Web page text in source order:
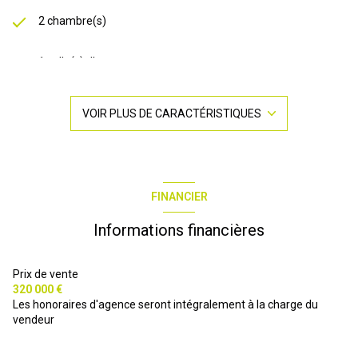
2 chambre(s)
1 salle(s) d'eau
-1 côté(s) mitoyen(s)
9 étage(s)
VOIR PLUS DE CARACTÉRISTIQUES
FINANCIER
Informations financières
Prix de vente
320 000 €
Les honoraires d'agence seront intégralement à la charge du
vendeur